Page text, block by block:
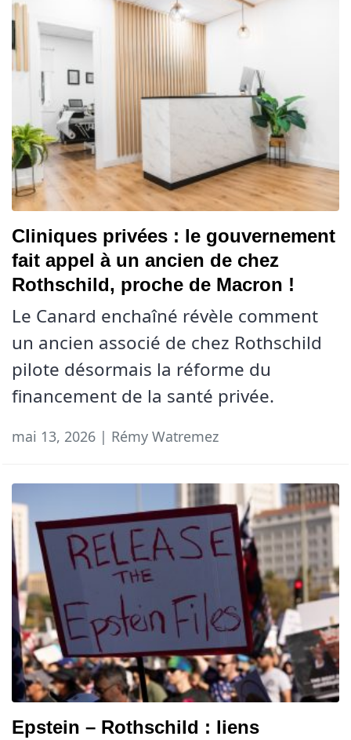
Cliniques privées : le gouvernement
fait appel à un ancien de chez
Rothschild, proche de Macron !
Le Canard enchaîné révèle comment
un ancien associé de chez Rothschild
pilote désormais la réforme du
financement de la santé privée.
mai 13, 2026 | Rémy Watremez
Epstein – Rothschild : liens